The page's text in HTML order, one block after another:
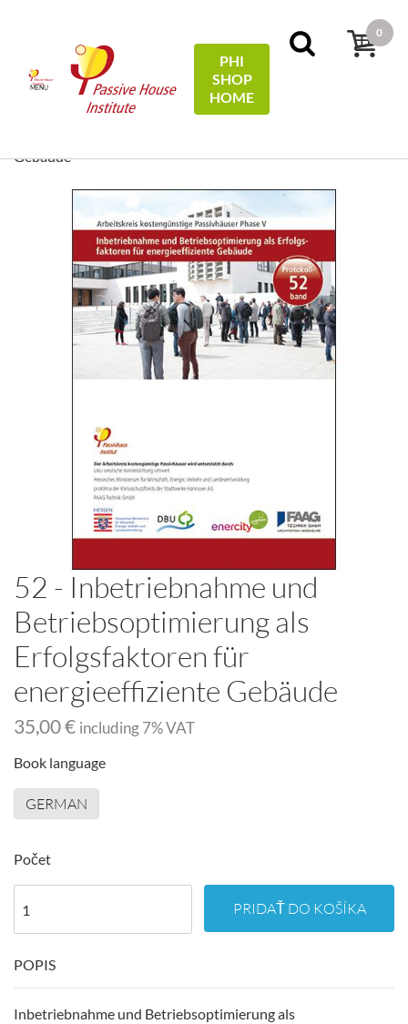
MENU
PHI
SHOP
HOME
0
Protocols
52 - Inbetriebnahme und
Gebäude
52 - Inbetriebnahme und
Betriebsoptimierung als
Erfolgsfaktoren für
energieeffiziente Gebäude
35,00 € including 7% VAT
Book language
GERMAN
Počet
PRIDAŤ DO KOŠÍKA
POPIS
Inbetriebnahme und Betriebsoptimierung als